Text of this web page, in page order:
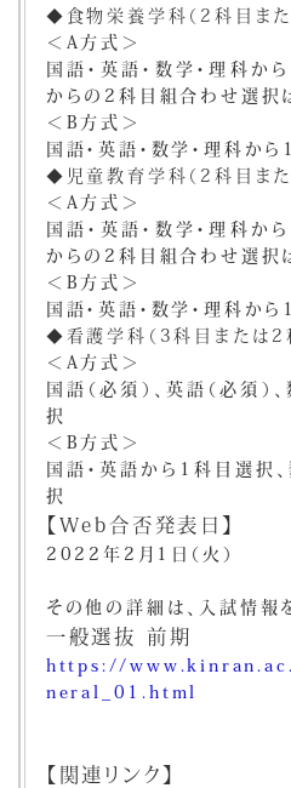
◆食物栄養学科（2科目また
＜A方式＞
国語・英語・数学・理科か
からの2科目組合わせ選択
＜B方式＞
国語・英語・数学・理科か
◆児童教育学科（2科目また
＜A方式＞
国語・英語・数学・理科か
からの2科目組合わせ選択
＜B方式＞
国語・英語・数学・理科か
◆看護学科（3科目または2
＜A方式＞
国語（必須）、英語（必須
択
＜B方式＞
国語・英語から1科目選択
択
【Web合否発表日】
2022年2月1日（火）
その他の詳細は、入試情報
一般選抜 前期
https://
neral_01.html
【関連リンク】